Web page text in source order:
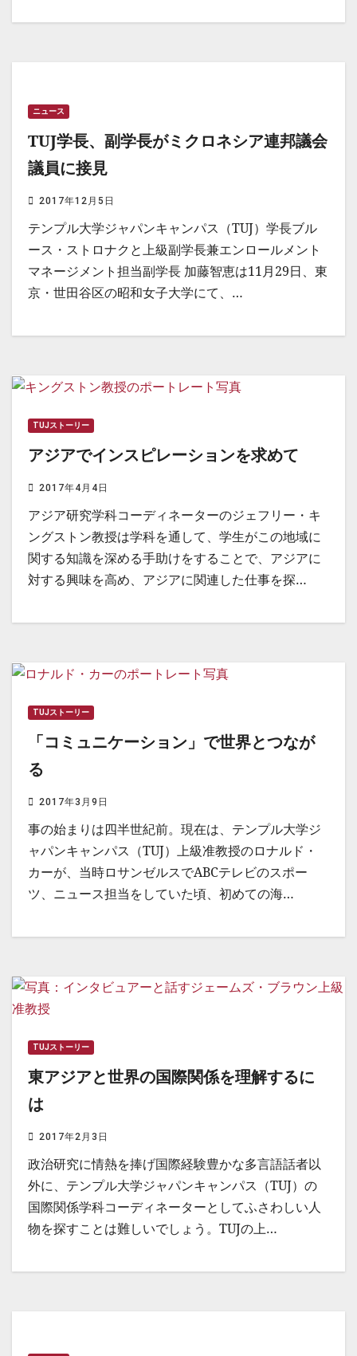
ニュース
TUJ学長、副学長がミクロネシア連邦議会
議員に接見
2017年12月5日
テンプル大学ジャパンキャンパス（TUJ）学長ブル
ース・ストロナクと上級副学長兼エンロールメント
マネージメント担当副学長 加藤智恵は11月29日、東
京・世田谷区の昭和女子大学にて、…
TUJストーリー
アジアでインスピレーションを求めて
2017年4月4日
アジア研究学科コーディネーターのジェフリー・キ
ングストン教授は学科を通して、学生がこの地域に
関する知識を深める手助けをすることで、アジアに
対する興味を高め、アジアに関連した仕事を探…
TUJストーリー
「コミュニケーション」で世界とつなが
る
2017年3月9日
事の始まりは四半世紀前。現在は、テンプル大学ジ
ャパンキャンパス（TUJ）上級准教授のロナルド・
カーが、当時ロサンゼルスでABCテレビのスポー
ツ、ニュース担当をしていた頃、初めての海…
TUJストーリー
東アジアと世界の国際関係を理解するに
は
2017年2月3日
政治研究に情熱を捧げ国際経験豊かな多言語話者以
外に、テンプル大学ジャパンキャンパス（TUJ）の
国際関係学科コーディネーターとしてふさわしい人
物を探すことは難しいでしょう。TUJの上…